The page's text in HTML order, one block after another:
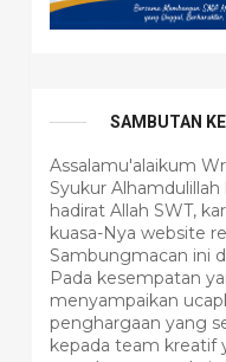
SAMBUTAN
Assalamu'alaikum
Syukur
hadirat Allah SWT,
kuasa-Nya website
Sambungmacan ini
Pada kesempatan
menyampaikan
penghargaan yang
kepada team kreatif